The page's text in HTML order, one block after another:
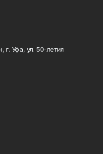
г. Уфа, ул. 50-летия